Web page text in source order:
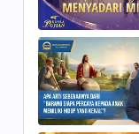
4:40
9:41